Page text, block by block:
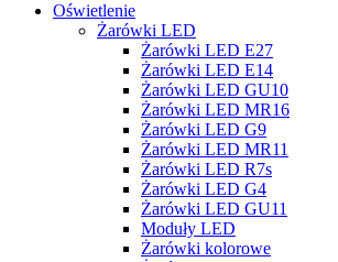
Oświetlenie
Żarówki LED
Żarówki LED E27
Żarówki LED E14
Żarówki LED GU10
Żarówki LED MR16
Żarówki LED G9
Żarówki LED MR11
Żarówki LED R7s
Żarówki LED G4
Żarówki LED GU11
Moduły LED
Żarówki kolorowe